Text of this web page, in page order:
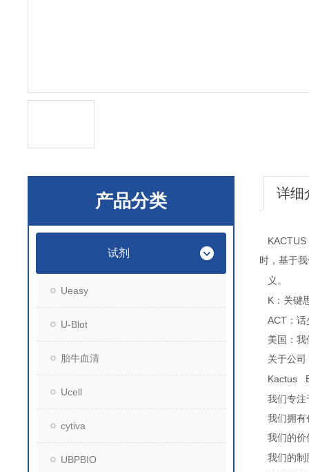
产品分类
试剂
Ueasy
U-Blot
胎牛血清
Ucell
cytiva
UBPBIO
详细
KACTUS
时，基于
义。
K ：关键
ACT ：
美国：
关于公司
Kactus
我们专注
我们拥有
我们的价
我们的制